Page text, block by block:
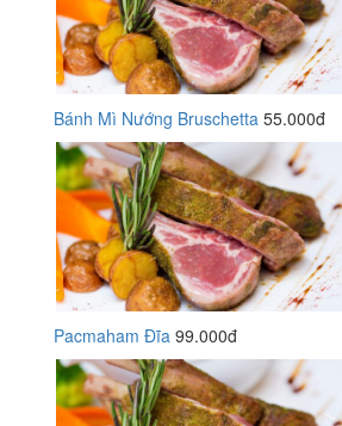
Bánh Mì Nướng Bruschetta 55.000đ
Pacmaham Đĩa 99.000đ